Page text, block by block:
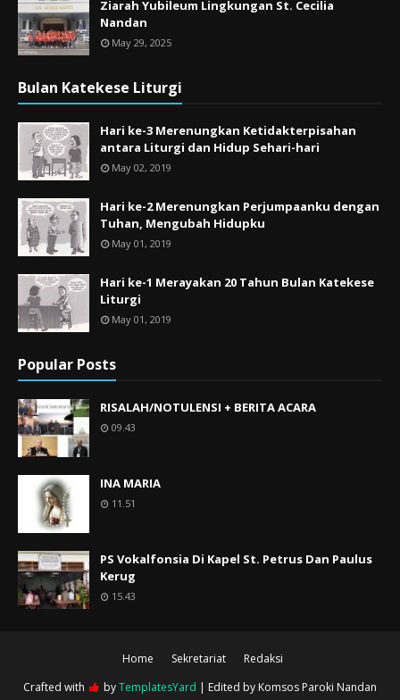
Ziarah Yubileum Lingkungan St. Cecilia
Nandan
May 29, 2025
Bulan Katekese Liturgi
Hari ke-3 Merenungkan Ketidakterpisahan
antara Liturgi dan Hidup Sehari-hari
May 02, 2019
Hari ke-2 Merenungkan Perjumpaanku dengan
Tuhan, Mengubah Hidupku
May 01, 2019
Hari ke-1 Merayakan 20 Tahun Bulan Katekese
Liturgi
May 01, 2019
Popular Posts
RISALAH/NOTULENSI + BERITA ACARA
09.43
INA MARIA
11.51
PS Vokalfonsia Di Kapel St. Petrus Dan Paulus
Kerug
15.43
Home Sekretariat
Redaksi
Crafted with
byTemplatesYard | Edited by Komsos Paroki Nandan